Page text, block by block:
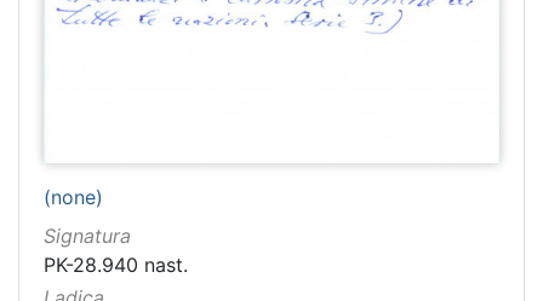
(none)
Signatura
PK-28.940 nast.